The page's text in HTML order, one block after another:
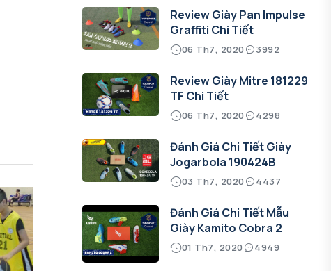
Review Giày Pan Impulse
Graffiti Chi Tiết
06 Th7, 2020 3992
Review Giày Mitre 181229
TF Chi Tiết
06 Th7, 2020 4298
Đánh Giá Chi Tiết Giày
Jogarbola 190424B
03 Th7, 2020 4437
Đánh Giá Chi Tiết Mẫu
Giày Kamito Cobra 2
01 Th7, 2020 4949